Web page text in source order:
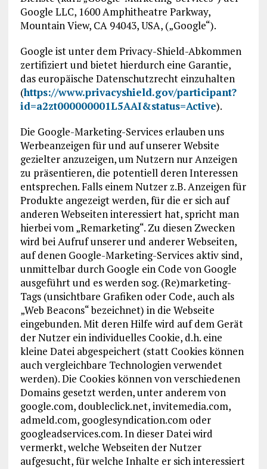
Google LLC, 1600 Amphitheatre Parkway,
Mountain View, CA 94043, USA, („Google“).
Google ist unter dem Privacy-Shield-Abkommen
zertifiziert und bietet hierdurch eine Garantie,
das europäische Datenschutzrecht einzuhalten
(https://www.privacyshield.gov/participant?
id=a2zt000000001L5AAI&status=Active).
Die Google-Marketing-Services erlauben uns
Werbeanzeigen für und auf unserer Website
gezielter anzuzeigen, um Nutzern nur Anzeigen
zu präsentieren, die potentiell deren Interessen
entsprechen. Falls einem Nutzer z.B. Anzeigen für
Produkte angezeigt werden, für die er sich auf
anderen Webseiten interessiert hat, spricht man
hierbei vom „Remarketing“. Zu diesen Zwecken
wird bei Aufruf unserer und anderer Webseiten,
auf denen Google-Marketing-Services aktiv sind,
unmittelbar durch Google ein Code von Google
ausgeführt und es werden sog. (Re)marketing-
Tags (unsichtbare Grafiken oder Code, auch als
„Web Beacons“ bezeichnet) in die Webseite
eingebunden. Mit deren Hilfe wird auf dem Gerät
der Nutzer ein individuelles Cookie, d.h. eine
kleine Datei abgespeichert (statt Cookies können
auch vergleichbare Technologien verwendet
werden). Die Cookies können von verschiedenen
Domains gesetzt werden, unter anderem von
google.com, doubleclick.net, invitemedia.com,
admeld.com, googlesyndication.com oder
googleadservices.com. In dieser Datei wird
vermerkt, welche Webseiten der Nutzer
aufgesucht, für welche Inhalte er sich interessiert